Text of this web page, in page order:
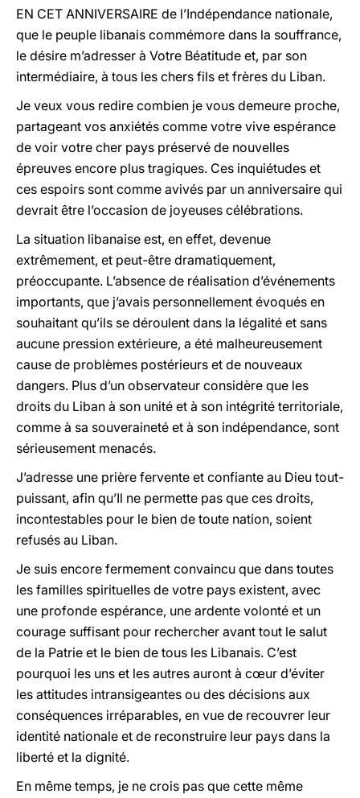
EN CET ANNIVERSAIRE de l’Indépendance nationale,
que le peuple libanais commémore dans la souffrance,
le désire m’adresser à Votre Béatitude et, par son
intermédiaire, à tous les chers fils et frères du Liban.
Je veux vous redire combien je vous demeure proche,
partageant vos anxiétés comme votre vive espérance
de voir votre cher pays préservé de nouvelles
épreuves encore plus tragiques. Ces inquiétudes et
ces espoirs sont comme avivés par un anniversaire qui
devrait être l’occasion de joyeuses célébrations.
La situation libanaise est, en effet, devenue
extrêmement, et peut-être dramatiquement,
préoccupante. L’absence de réalisation d’événements
importants, que j’avais personnellement évoqués en
souhaitant qu’ils se déroulent dans la légalité et sans
aucune pression extérieure, a été malheureusement
cause de problèmes postérieurs et de nouveaux
dangers. Plus d’un observateur considère que les
droits du Liban à son unité et à son intégrité territoriale,
comme à sa souveraineté et à son indépendance, sont
sérieusement menacés.
J’adresse une prière fervente et confiante au Dieu tout-
puissant, afin qu’Il ne permette pas que ces droits,
incontestables pour le bien de toute nation, soient
refusés au Liban.
Je suis encore fermement convaincu que dans toutes
les familles spirituelles de votre pays existent, avec
une profonde espérance, une ardente volonté et un
courage suffisant pour rechercher avant tout le salut
de la Patrie et le bien de tous les Libanais. C’est
pourquoi les uns et les autres auront à cœur d’éviter
les attitudes intransigeantes ou des décisions aux
conséquences irréparables, en vue de recouvrer leur
identité nationale et de reconstruire leur pays dans la
liberté et la dignité.
En même temps, je ne crois pas que cette même